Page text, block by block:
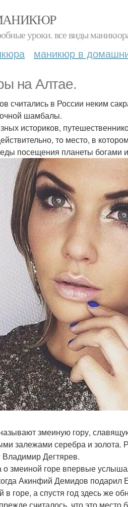
уроки. все виды
маникюр в
на Алтае.
считались в России неким
шамбалы.
историков,
то место, в
посещения планеты
змеиную гору,
залежами серебра и золота.
Владимир Дегтярев.
змеиной горе впервые
Акинфий Демидов подарил
в горе, а спустя год здесь же